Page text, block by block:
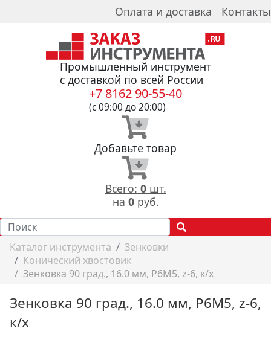
Оплата и доставка Контакты
Промышленный инструмент
с доставкой по всей России
+7 8162 90-55-40
(с 09:00 до 20:00)
Добавьте товар
Всего: 0шт.
на 0руб.
Каталог инструмента
Зенковки
Конический хвостовик
Зенковка 90 град., 16.0 мм, Р6М5, z-6, к/х
Зенковка 90 град., 16.0 мм, Р6М5, z-6,
к/х